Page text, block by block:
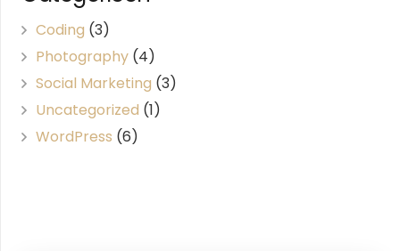
Coding (3)
Photography (4)
Social Marketing (3)
Uncategorized (1)
WordPress (6)